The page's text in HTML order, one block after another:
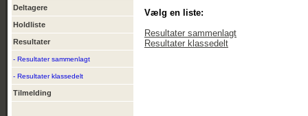
Deltagere
Holdliste
Resultater
- Resultater sammenlagt
- Resultater klassedelt
Tilmelding
Vælg en liste:
Resultater sammenlagt
Resultater klassedelt